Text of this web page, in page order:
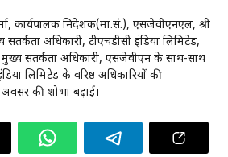
कार्यपालक निदेशक(मा.सं.), एसजेवीएनएल, श्री
अधिकारी, टीएचडीसी इंडिया लिमिटेड,
सतर्कता अधिकारी, एसजेवीएन के साथ-साथ
लिमिटेड के वरिष्ठ अधिकारियों की
की शोभा बढ़ाई।